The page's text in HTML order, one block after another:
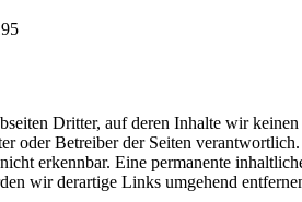
Dritter, auf deren Inhalte wir
oder Betreiber der Seiten
erkennbar. Eine permanente
wir derartige Links umgehend